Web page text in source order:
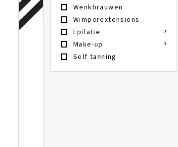
Wenkbrauwen
Wimperextensions
Epilatie
Make-up
Self tanning